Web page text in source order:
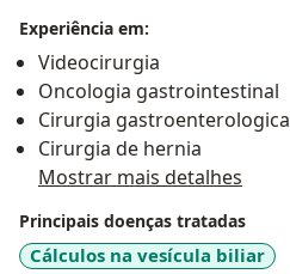
aberta.
Experiência em:
Videocirurgia
Oncologia gastrointestinal
Cirurgia gastroenterologica
Cirurgia de hernia
Mostrar mais detalhes
Principais doenças tratadas
Cálculos na vesícula biliar